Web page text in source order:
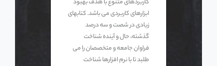
کاربردهای متنوع با هدف بهبود
ابزارهای کاربردی می باشد. کتابهای
زیادی در شصت و سه درصد
گذشته، حال و آینده شناخت
فراوان جامعه و متخصصان را می
طلبد تا با نرم افزارها شناخت